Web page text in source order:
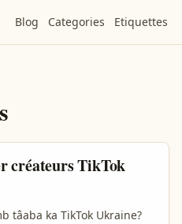
Blog Categories Etiquettes
créateurs TikTok
tâaba ka TikTok Ukraine?